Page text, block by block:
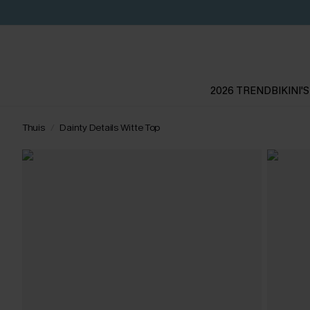
2026 TRENDBIKINI'S
Thuis Dainty Details Witte Top